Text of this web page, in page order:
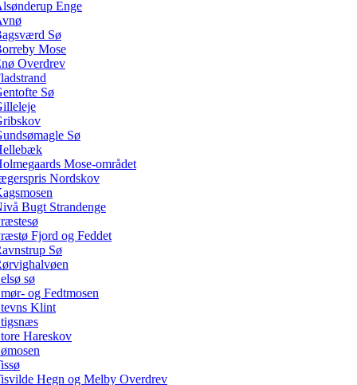
Enge
Sø
Mose
Overdrev
Sø
Sø
Mose-området
Nordskov
Bugt Strandenge
Fjord og Feddet
Sø
sø
og Fedtmosen
Klint
Hareskov
Hegn og Melby Overdrev